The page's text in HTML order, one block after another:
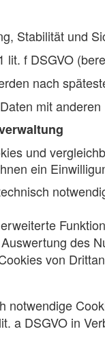
Stabilität und
lit. f DSGVO
nach
mit
und
ein
des
von
notwendige
a DSGVO in